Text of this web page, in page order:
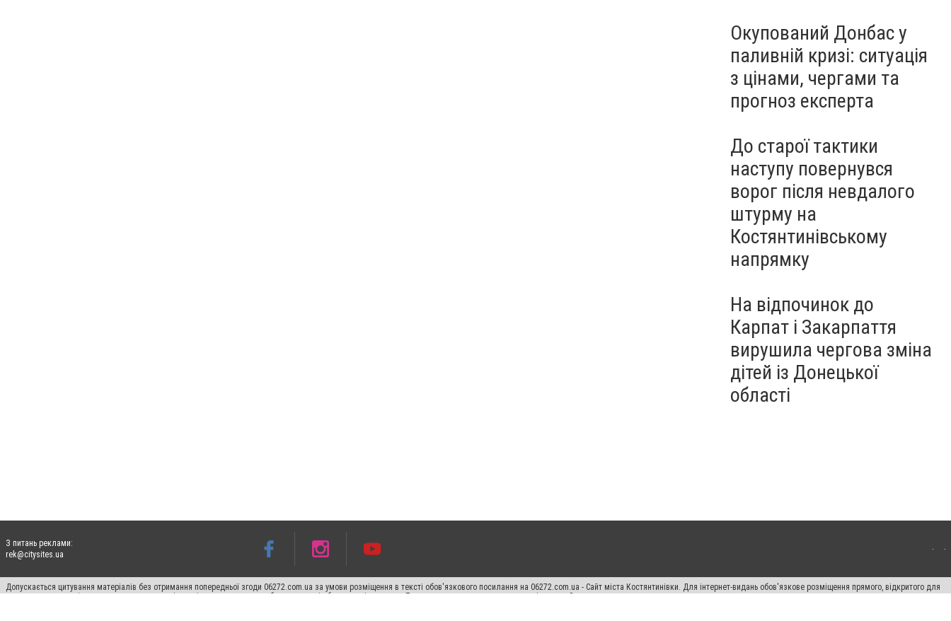
Окупований Донбас у
паливній кризі: ситуація
з цінами, чергами та
прогноз експерта
До старої тактики
наступу повернувся
ворог після невдалого
штурму на
Костянтинівському
напрямку
На відпочинок до
Карпат і Закарпаття
вирушила чергова зміна
дітей із Донецької
області
З питань реклами:
rek@citysites.ua
Допускається цитування матеріалів без отримання попередньої згоди 06272.com.ua за умови розміщення в тексті обов'язкового посилання на 06272.com.ua - Сайт міста Костянтинівки. Для інтернет-видань обов'язкове розміщення прямого, відкритого для
пошукових систем гіперпосилання на цитовані статті не нижче другого абзацу в тексті або в якості джерела. Порушення виняткових прав переслідується Законом.